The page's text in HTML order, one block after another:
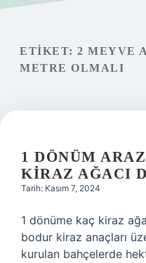
Gizlilik
Yasal Uyarı
ETIKET: 2 MEYVE
METRE OLMALI
1 DÖNÜM
KIRAZ AĞACI
Tarih: Kasım 7, 2024
1 dönüme kaç kiraz
bodur kiraz anaçları
kurulan bahçelerde